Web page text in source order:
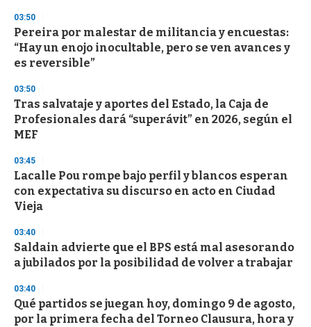
d
s
o
3
s
e
c
o
n
03:50
Pereira por malestar de militancia y encuestas:
“Hay un enojo inocultable, pero se ven avances y
es reversible”
03:50
Tras salvataje y aportes del Estado, la Caja de
Profesionales dará “superávit” en 2026, según el
MEF
03:45
Lacalle Pou rompe bajo perfil y blancos esperan
con expectativa su discurso en acto en Ciudad
Vieja
03:40
Saldain advierte que el BPS está mal asesorando
a jubilados por la posibilidad de volver a trabajar
03:40
Qué partidos se juegan hoy, domingo 9 de agosto,
por la primera fecha del Torneo Clausura, hora y